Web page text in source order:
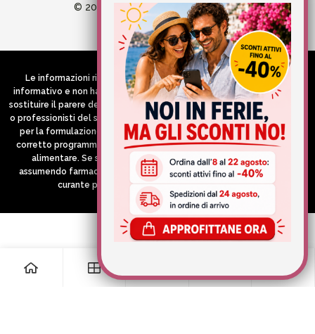
© 2026 Wellvit All Rights Reserved
Credits: Aries comunica
Le informazioni riportate nel Sito hanno esclusivamente scopo
informativo e non hanno in alcun modo né la pretesa né l’obiettivo di
sostituire il parere del medico e/o specialista, di altri operatori sanitari
o professionisti del settore che devono in ogni caso essere contattati
per la formulazione di una diagnosi o l’indicazione di un eventuale
corretto programma terapeutico e/o dietetico e/o di integrazione
alimentare. Se si è in gravidanza, in allattamento o si stanno
assumendo farmaci in terapia cronica, consultare il proprio medico
curante prima di assumere qualsiasi integratore.